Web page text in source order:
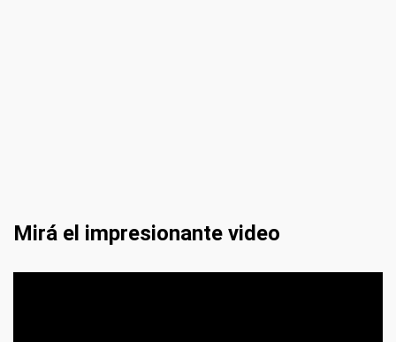
Mirá el impresionante video